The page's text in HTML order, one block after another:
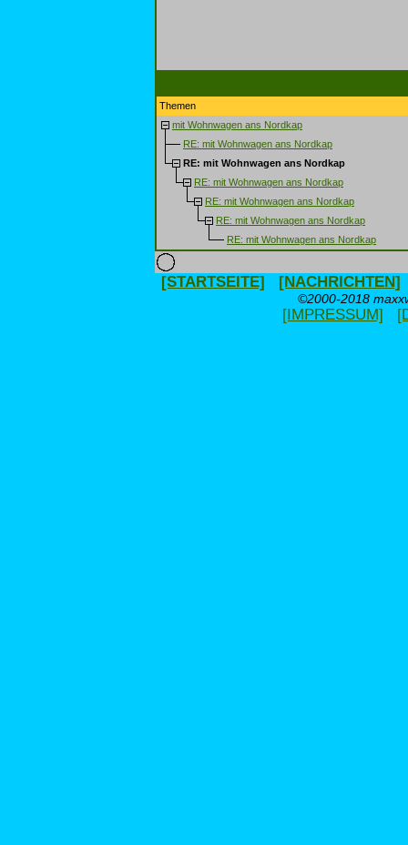
Themen
mit Wohnwagen ans Nordkap
RE: mit Wohnwagen ans Nordkap
RE: mit Wohnwagen ans Nordkap
RE: mit Wohnwagen ans Nordkap
RE: mit Wohnwagen ans Nordkap
RE: mit Wohnwagen ans Nordkap
RE: mit Wohnwagen ans Nordkap
[STARTSEITE] [NACHRICHTEN]
©2000-2018
[IMPRESSUM]